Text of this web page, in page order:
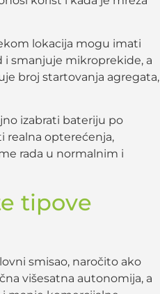
lokacija mogu imati
smanjuje mikroprekide, a
broj startovanja agregata,
izabrati bateriju po
realna opterećenja,
rada u normalnim i
tipove
smisao, naročito ako
višesatna autonomija, a